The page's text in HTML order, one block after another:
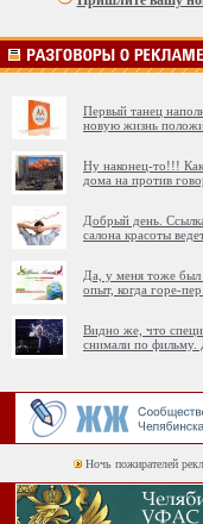
Первый танец
новую жизнь
Ну наконец-то!!!
дома на против
Добрый день.
салона красоты
Да, у меня тоже был
опыт, когда горе-пер
Видно же, что
снимали по фильму.
Ночь пожирателей